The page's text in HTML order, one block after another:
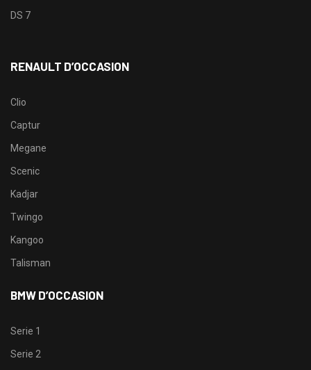
DS 7
RENAULT D’OCCASION
Clio
Captur
Megane
Scenic
Kadjar
Twingo
Kangoo
Talisman
BMW D’OCCASION
Serie 1
Serie 2